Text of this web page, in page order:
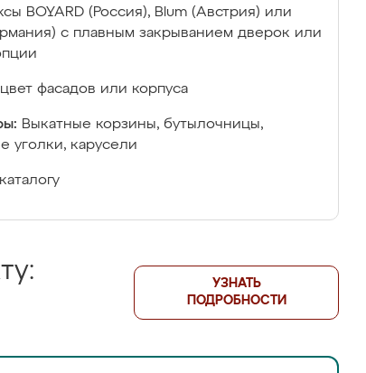
BOYARD (Россия), Blum (Австрия) или
с плавным закрыванием дверок или
фасадов или корпуса
Выкатные корзины, бутылочницы,
уголки, карусели
УЗНАТЬ
ПОДРОБНОСТИ